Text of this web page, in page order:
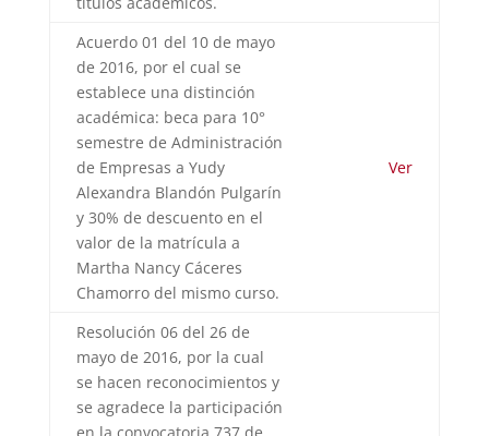
Acuerdo 01 del 10 de mayo
de 2016, por el cual se
establece una distinción
académica: beca para 10°
semestre de Administración
de Empresas a Yudy
Alexandra Blandón Pulgarín
y 30% de descuento en el
valor de la matrícula a
Martha Nancy Cáceres
Chamorro del mismo curso.
Ver
Resolución 06 del 26 de
mayo de 2016, por la cual
se hacen reconocimientos y
se agradece la participación